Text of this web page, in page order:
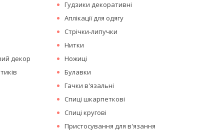
декор
Гудзики декоративні
Аплікації для одягу
Стрічки-липучки
Нитки
Ножиці
Булавки
Гачки в'язальні
Спиці шкарпеткові
Спиці кругові
Пристосування для в'язання